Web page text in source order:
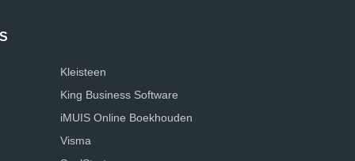
Kleisteen
King Business Software
iMUIS Online Boekhouden
Visma